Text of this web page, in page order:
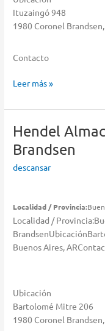
Ituzaingó 948
1980 Coronel
Contacto
Grupo
Almacenar
Coronel
Brandsen
Leer más »
Hendel
Brandsen
descansar
Localidad / Provincia:
Localidad /
Buenos Aires,
Ubicación
Bartolomé Mitre 206
1980 Coronel